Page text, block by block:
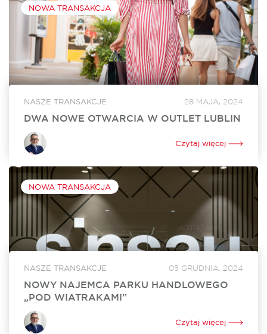
NOWA TRANSAKCJA
NASZE TRANSAKCJE 28 MAJA, 2024
DWA NOWE OTWARCIA W OUTLET LUBLIN
W czerwcu w Outlet Lublin otworzą się dwa nowe lokale. Na
powiększenie swojego dotychczasowego sklepu o ponad
250 mkw. zdecydował się Ochnik. Nowy lokal o powierzchni
Czytaj więcej
NOWA TRANSAKCJA
NASZE TRANSAKCJE 05 GRUDNIA, 2024
NOWY NAJEMCA PARKU HANDLOWEGO
„POD WIATRAKAMI”
Sinsay, marka z portfolio Grupy LPP, wynajęła 860 mkw.
powierzchni w Parku Handlowym „Pod Wiatrakami” koło
Słupska. Otwarcie sklepu jest zaplanowane na kwiecień 2024
Czytaj więcej